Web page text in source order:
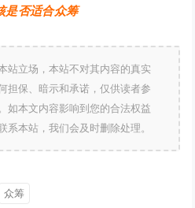
是否适合众筹
站立场，本站不对其内容的真实
担保、暗示和承诺，仅供读者参
如本文内容影响到您的合法权益
系本站，我们会及时删除处理。
众筹